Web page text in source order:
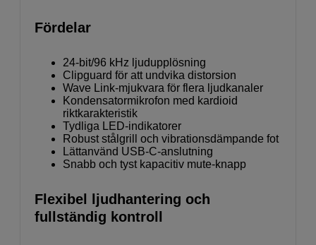
Fördelar
24-bit/96 kHz ljudupplösning
Clipguard för att undvika distorsion
Wave Link-mjukvara för flera ljudkanaler
Kondensatormikrofon med kardioid
riktkarakteristik
Tydliga LED-indikatorer
Robust stålgrill och vibrationsdämpande fot
Lättanvänd USB-C-anslutning
Snabb och tyst kapacitiv mute-knapp
Flexibel ljudhantering och
fullständig kontroll